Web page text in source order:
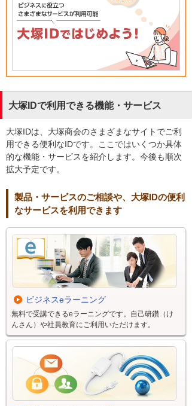
大塚IDで利用できる機能・サービス
大塚IDは、大塚商会のさまざまなサイトでご利
用できる便利なIDです。ここではいくつか具体
的な機能・サービスを紹介します。今後も順次
拡大予定です。
製品・サービスのご相談や、大塚IDの便利
なサービスを利用できます
ビジネスeラーニング
無料で受講できるeラーニングです。自己研鑽（け
んさん）や社員教育にご利用いただけます。